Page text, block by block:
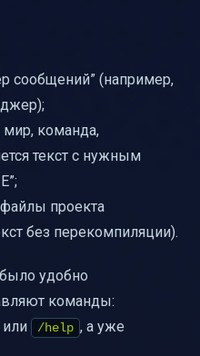
сообщений” (например,
команда,
текст с нужным
проекта
без перекомпиляции).
удобно
команды:
или /help , а уже